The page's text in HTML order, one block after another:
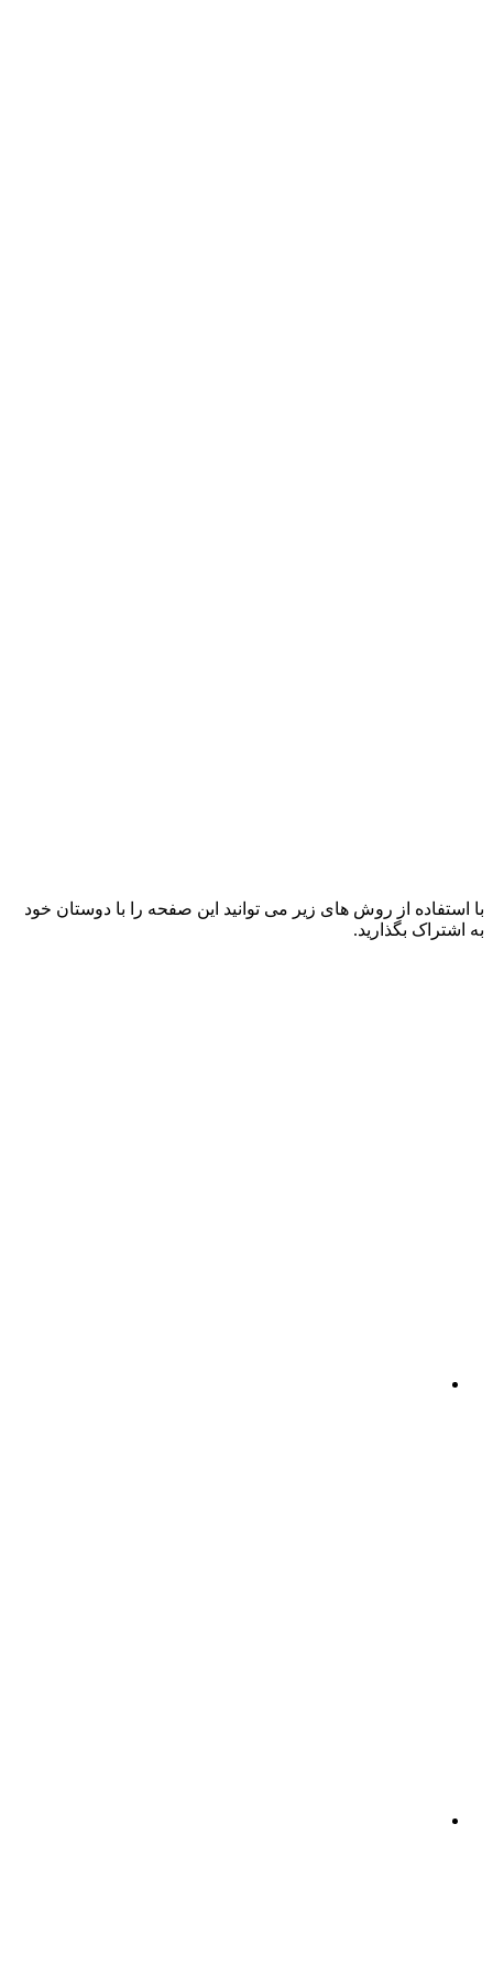
با استفاده از روش های زیر می توانید این صفحه را با دوستان خود
به اشتراک بگذارید.